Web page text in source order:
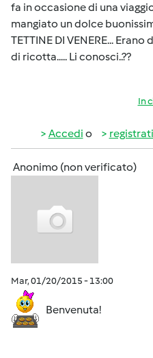
fa in occasione di una
mangiato un dolce
TETTINE DI VENERE...
di ricotta..... Li conosci..??
In
Accedi o registrati
Anonimo (non verificato)
Mar, 01/20/2015 - 13:00
Benvenuta!